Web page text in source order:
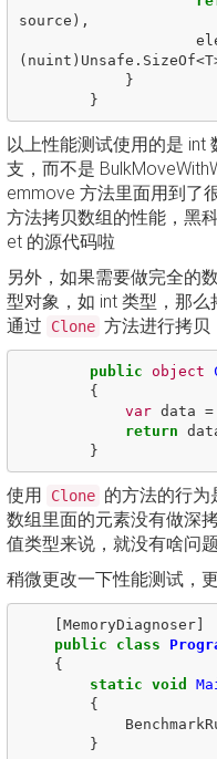
source ),
( nuint ) Unsafe . SizeOf<T
}
}
以上性能测试使用的是 int
支，而不是
emmove 方法里面用到了
方法拷贝数组的性能，黑
et 的源代码啦
另外，如果需要做完全的
型对象，如 int 类型，那
通过
Clone 方法进行拷贝
public object
{
var data =
return
}
使用 Clone 的方法的行为
数组里面的元素没有做深
值类型来说，就没有啥问
稍微更改一下性能测试，
MemoryDiagnoser]
public
class
{
static void
{
}